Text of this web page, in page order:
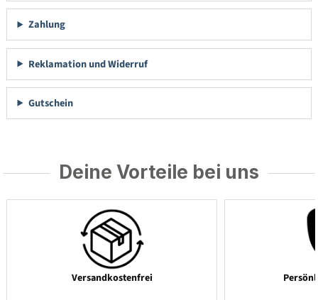
Zahlung
Reklamation und Widerruf
Gutschein
Deine Vorteile bei uns
Versandkostenfrei